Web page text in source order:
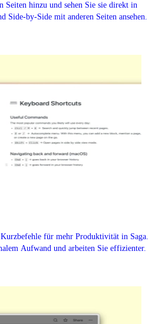
Seiten hinzu und sehen Sie sie direkt in
Side-by-Side mit anderen Seiten ansehen.
für mehr Produktivität in Saga.
Aufwand und arbeiten Sie effizienter.